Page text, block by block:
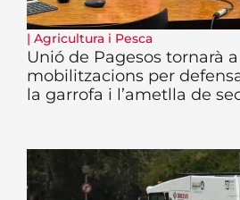
| Agricultura i Pesca
Unió de Pagesos tornarà
mobilitzacions per
la garrofa i l’ametlla de